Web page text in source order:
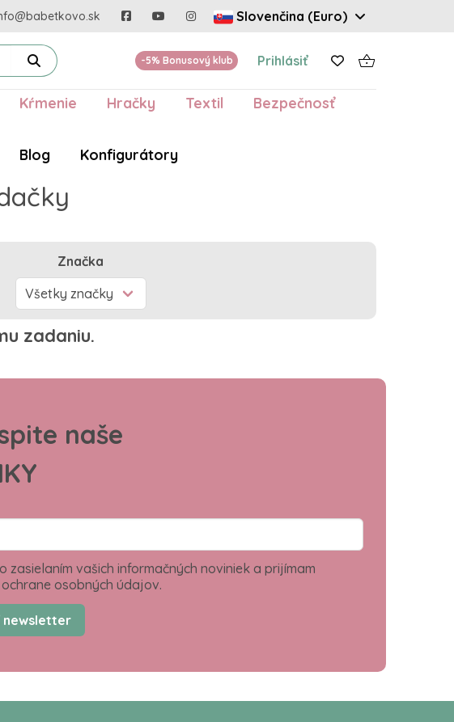
Slovenčina (Euro)
-5% Bonusový klub Prihlásiť
Kŕmenie Hračky Textil
Bezpečnosť
Blog Konfigurátory
Značka
zadaniu.
naše
zasielaním vašich informačných noviniek a prijímam
osobných údajov.